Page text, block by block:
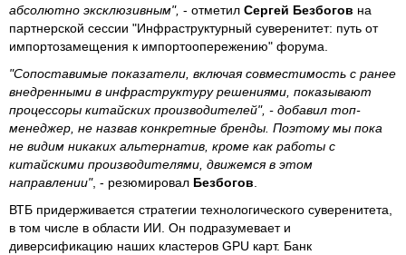
абсолютно эксклюзивным", - отметил Сергей Безбогов на
партнерской сессии "Инфраструктурный суверенитет: путь от
импортозамещения к импортоопережению" форума.
"Сопоставимые показатели, включая совместимость с ранее
внедренными в инфраструктуру решениями, показывают
процессоры китайских производителей", - добавил топ-
менеджер, не назвав конкретные бренды. Поэтому мы пока
не видим никаких альтернатив, кроме как работы с
китайскими производителями, движемся в этом
направлении", - резюмировал Безбогов
ВТБ придерживается стратегии технологического суверенитета,
в том числе в области ИИ. Он подразумевает и
диверсификацию наших кластеров GPU карт. Банк